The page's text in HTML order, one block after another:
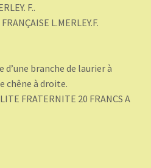
F..
L.MERLEY.F.
branche de laurier à
chêne à droite.
FRATERNITE 20 FRANCS A